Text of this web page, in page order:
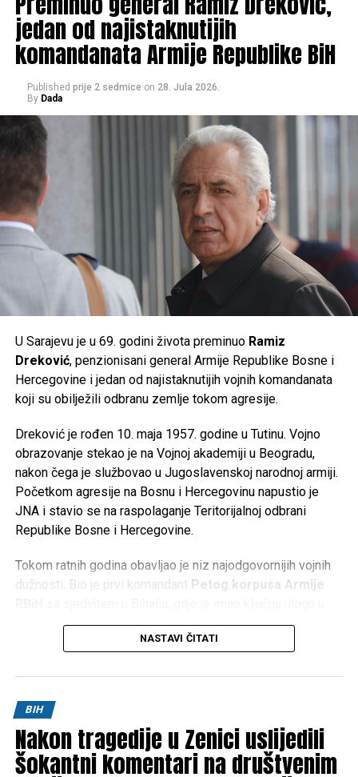
najmanje do oko10. augusta, ali je riječ o periodu koji je
još uvijek dovoljno udaljen da bi prognoze bile potpuno
pouzdane.
Građanima se savjetuje da izbjegavaju duži boravak na
suncu u najtoplijem dijelu dana, unose dovoljno tečnosti i
prate preporuke nadležnih službi, jer će naredni dani
donijeti ekstremne ljetne vrućine kakve se rijetko bilježe.
Share
Share
jedan od najistaknutijih
komandanata Armije Republike BiH
Published prije 2 sedmice on 28. Jula 2026.
By Dada
U Sarajevu je u 69. godini života preminuo Ramiz
Dreković, penzionisani general Armije Republike Bosne i
Hercegovine i jedan od najistaknutijih vojnih komandanata
koji su obilježili odbranu zemlje tokom agresije.
Dreković je rođen 10. maja 1957. godine u Tutinu. Vojno
obrazovanje stekao je na Vojnoj akademiji u Beogradu,
nakon čega je službovao u Jugoslavenskoj narodnoj armiji.
Početkom agresije na Bosnu i Hercegovinu napustio je
JNA i stavio se na raspolaganje Teritorijalnoj odbrani
Republike Bosne i Hercegovine.
Tokom ratnih godina obavljao je niz najodgovornijih vojnih
dužnosti. Bio je prvi komandant Petog korpusa Armije
organizaciji odbrane Bosanske krajine. Kasnije je preuzeo
Četvrtim korpusom Armije RBiH
politička pitanja Generalštaba Armije RBiH.
Za doprinos u odbrani Bosne i Hercegovine odlikovan je
brojnim vojnim i državnim priznanjima te je ostao upamćen
kao jedan od ključnih stratega u organizaciji i razvoju Armije
Republike Bosne i Hercegovine.
NASTAVI ČITATI
BIH
Nakon tragedije u Zenici uslijedili
šokantni komentari na društvenim